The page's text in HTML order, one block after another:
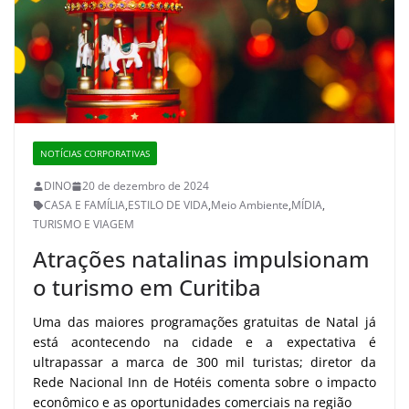
NOTÍCIAS CORPORATIVAS
DINO
20 de dezembro de 2024
CASA E FAMÍLIA,ESTILO DE VIDA,Meio Ambiente,MÍDIA,
TURISMO E VIAGEM
Atrações natalinas impulsionam
o turismo em Curitiba
Uma das maiores programações gratuitas de Natal já
está acontecendo na cidade e a expectativa é
ultrapassar a marca de 300 mil turistas; diretor da
Rede Nacional Inn de Hotéis comenta sobre o impacto
econômico e as oportunidades comerciais na região